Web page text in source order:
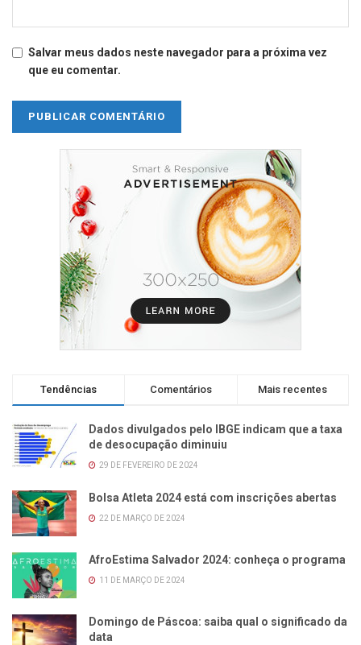
Salvar meus dados neste navegador para a próxima vez
que eu comentar.
Tendências Comentários Mais recentes
Dados divulgados pelo IBGE indicam que a taxa
de desocupação diminuiu
29 DE FEVEREIRO DE 2024
Bolsa Atleta 2024 está com inscrições abertas
22 DE MARÇO DE 2024
AfroEstima Salvador 2024: conheça o programa
11 DE MARÇO DE 2024
Domingo de Páscoa: saiba qual o significado da
data